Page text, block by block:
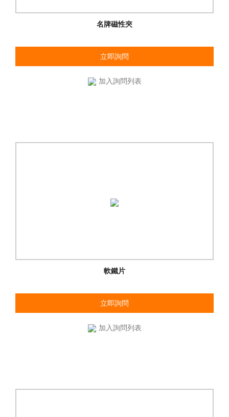
名牌磁性夾
立即詢問
加入詢問列表
軟鐵片
立即詢問
加入詢問列表